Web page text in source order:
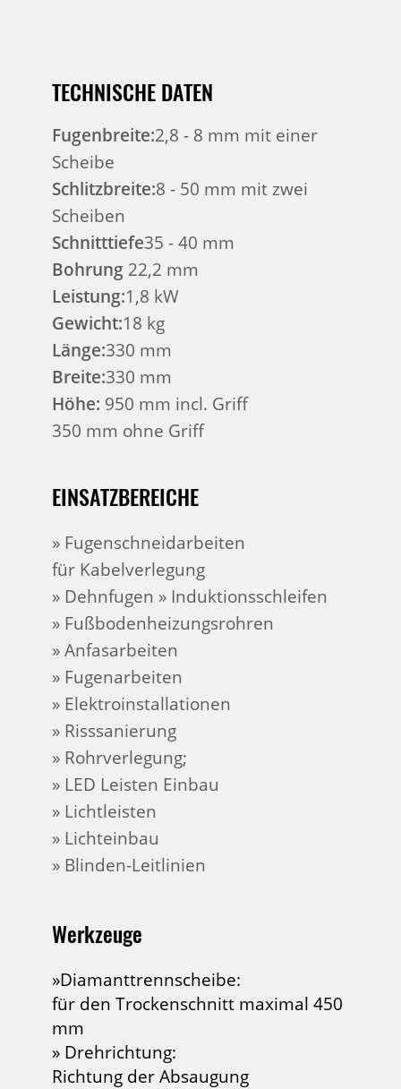
TECHNISCHE DATEN
Fugenbreite:2,8 - 8 mm mit einer
Scheibe
Schlitzbreite:8 - 50 mm mit zwei
Scheiben
Schnitttiefe35 - 40 mm
Bohrung 22,2 mm
Leistung:1,8 kW
Gewicht:18 kg
Länge:330 mm
Breite:330 mm
Höhe: 950 mm incl. Griff
350 mm ohne Griff
EINSATZBEREICHE
» Fugenschneidarbeiten
für Kabelverlegung
» Dehnfugen » Induktionsschleifen
» Fußbodenheizungsrohren
» Anfasarbeiten
» Fugenarbeiten
» Elektroinstallationen
» Risssanierung
» Rohrverlegung;
» LED Leisten Einbau
» Lichtleisten
» Lichteinbau
» Blinden-Leitlinien
Werkzeuge
»Diamanttrennscheibe:
für den Trockenschnitt maximal 450
mm
» Drehrichtung:
Richtung der Absaugung